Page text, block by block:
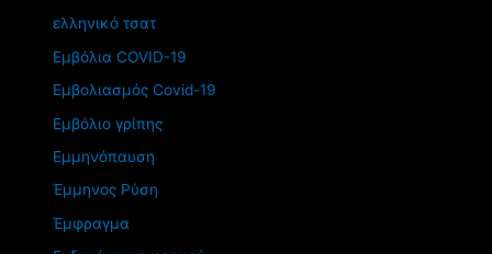
ελληνικό τσατ
Εμβόλια COVID-19
Εμβολιασμός Covid-19
Εμβόλιο γρίπης
Εμμηνόπαυση
Έμμηνος Ρύση
Έμφραγμα